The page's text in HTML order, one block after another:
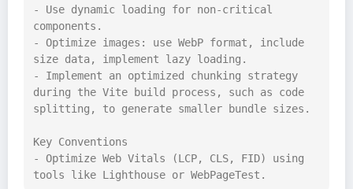
- Use dynamic loading for non-critical
components.
- Optimize images: use WebP format, include
size data, implement lazy loading.
- Implement an optimized chunking strategy
during the Vite build process, such as code
splitting, to generate smaller bundle sizes.
Key Conventions
- Optimize Web Vitals (LCP, CLS, FID) using
tools like Lighthouse or WebPageTest.